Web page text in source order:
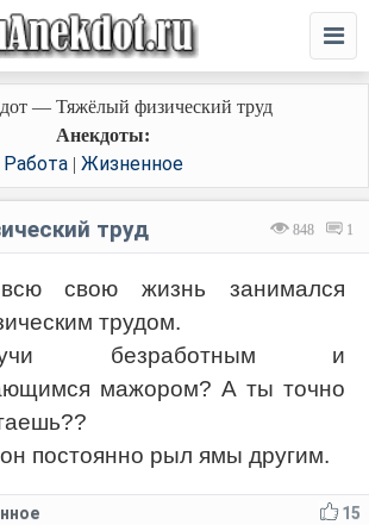
— Тяжёлый физический труд
Анекдоты:
Работа | Жизненное
848 1
труд
свою жизнь занимался
трудом.
безработным и
мажором? А ты точно
постоянно рыл ямы другим.
15